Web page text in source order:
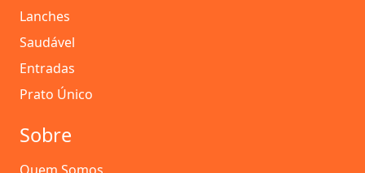
Lanches
Saudável
Entradas
Prato Único
Sobre